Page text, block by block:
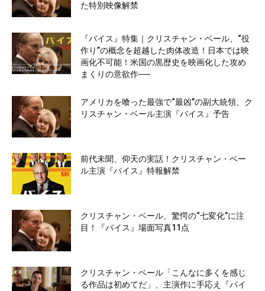
た特別映像解禁
『バイス』特集｜クリスチャン・ベール、“役
作り”の概念を超越した肉体改造！日本では映
画化不可能！米国の黒歴史を映画化した攻め
まくりの意欲作──
アメリカを喰った最強で“最凶”の副大統領、ク
リスチャン・ベール主演『バイス』予告
前代未聞、仰天の実話！クリスチャン・ベー
ル主演『バイス』特報解禁
クリスチャン・ベール、驚愕の“七変化”に注
目！『バイス』場面写真11点
クリスチャン・ベール「こんなに多くを感じ
る作品は初めてだ」、主演作に手応え『バイ